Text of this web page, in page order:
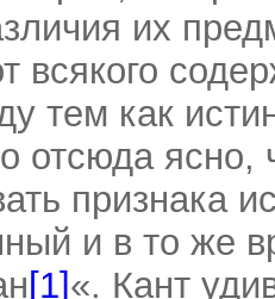
их
всякого
тем как
отсюда
признака
и в то же
[1]«. Кант